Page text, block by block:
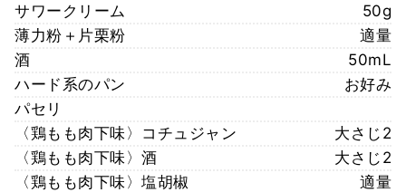
サワークリーム
50g
薄力粉＋片栗粉
適量
酒
50mL
ハード系のパン
お好み
パセリ
〈鶏もも肉下味〉コチュジャン
大さじ2
〈鶏もも肉下味〉酒
大さじ2
〈鶏もも肉下味〉塩胡椒
適量